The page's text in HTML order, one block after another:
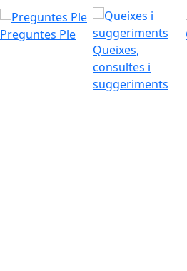
Preguntes Ple
Queixes,
consultes i
suggeriments